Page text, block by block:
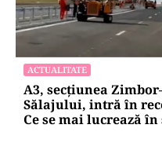
ACTUALITATE
A3, secțiunea
Sălajului, intră în
Ce se mai lucrează